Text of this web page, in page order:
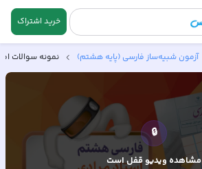
خرید اشتراک
آزمون شبیه‌ساز فارسی (پایه هشتم) نمونه سوالات
🔒
مشاهده ویدیوقفل است